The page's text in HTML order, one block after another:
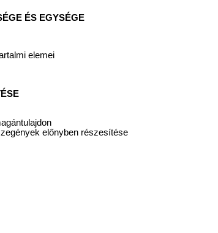
ÉS EGYSÉGE
elemei
előnyben részesítése